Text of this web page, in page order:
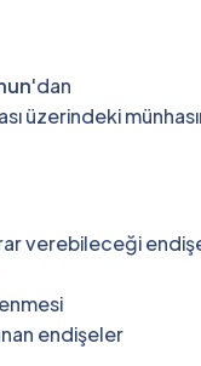
'dan
üzerindeki
verebileceği
endişeler